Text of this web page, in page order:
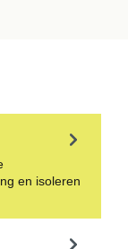
en isoleren